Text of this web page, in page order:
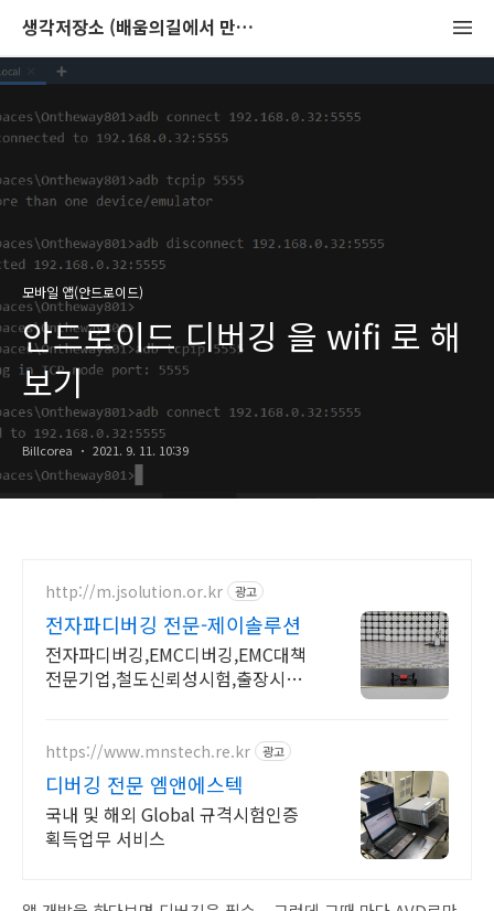
생각저장소 (배움의길에서 만나는 이야기)
모바일 앱(안드로이드)
안드로이드 디버깅 을 wifi 로 해
보기
Billcorea 2021. 9. 11. 10:39
http://m.jsolution.or.kr 광고
전자파디버깅 전문-제이솔루션
전자파디버깅,EMC디버깅,EMC대책
전문기업,철도신뢰성시험,출장시험,
평가,CE,FCC
https://www.mnstech.re.kr 광고
디버깅 전문 엠앤에스텍
국내 및 해외 Global 규격시험인증
획득업무 서비스